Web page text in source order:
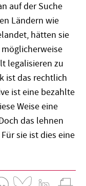
auf der Suche
Ländern wie
hätten sie
legalisieren zu
ist das rechtlich
ist eine bezahlte
Weise eine
das lehnen
sie ist dies eine